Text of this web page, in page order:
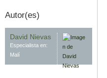
Autor(es)
David Nievas
Especialista en:
Malí